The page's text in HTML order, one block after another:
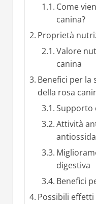
Come
canina?
Proprietà
Valore
canina
Benefici per la
della rosa
Supporto
Attività
digestiva
Benefici
Possibili